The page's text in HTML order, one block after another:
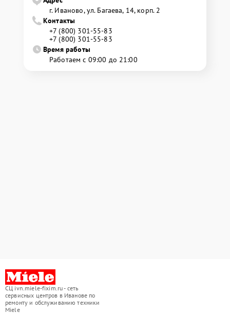
г. Иваново, ул. Багаева, 14, корп. 2
Контакты
+7 (800) 301-55-83
+7 (800) 301-55-83
Время работы
Работаем с 09:00 до 21:00
СЦ ivn.miele-fixim.ru - сеть
сервисных центров в Иванове по
ремонту и обслуживанию техники
Miele